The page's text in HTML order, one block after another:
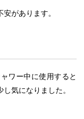
があります。
ワー中に使用すると
気になりました。